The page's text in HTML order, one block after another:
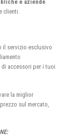
e aziende
clienti.
il servizio esclusivo
accessori per i tuoi
la miglior
sul mercato,